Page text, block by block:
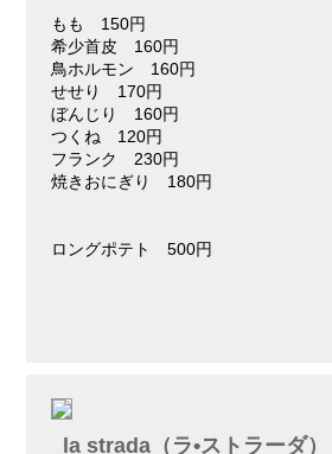
もも 150円
希少首皮 160円
鳥ホルモン 160円
せせり 170円
ぼんじり 160円
つくね 120円
フランク 230円
焼きおにぎり 180円
ロングポテト 500円
la strada（ラ•ストラーダ）